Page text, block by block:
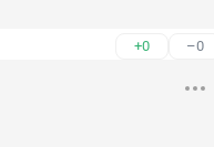
+0 –0